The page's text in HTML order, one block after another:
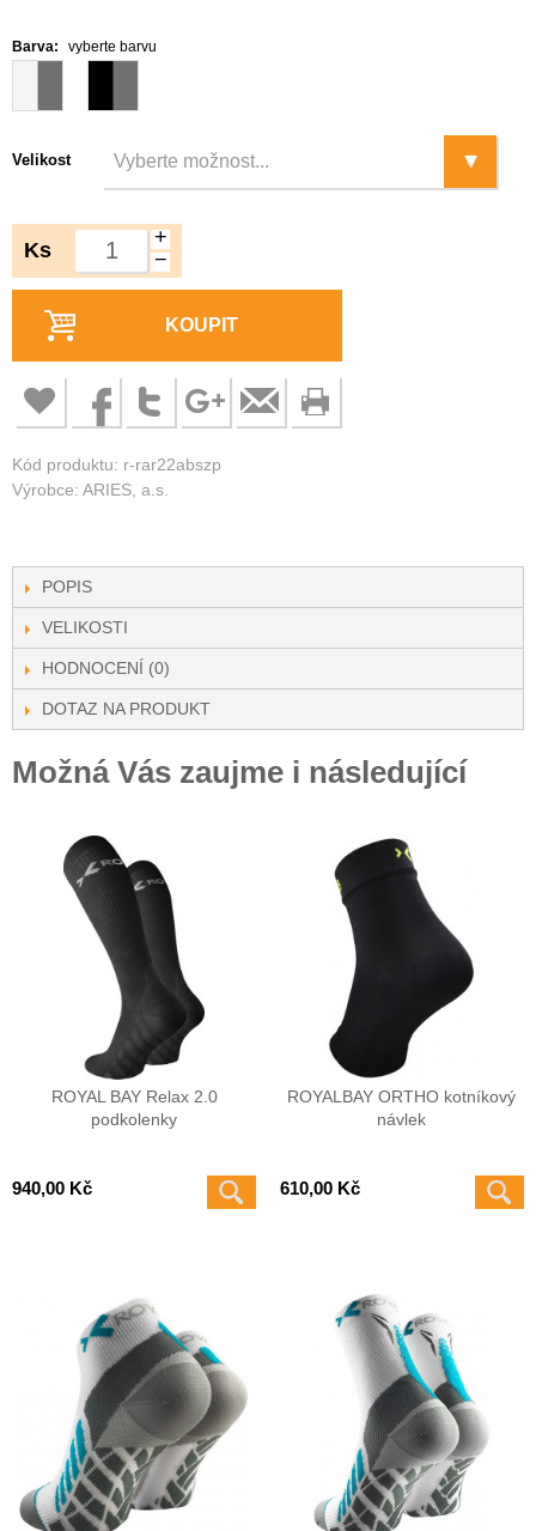
Barva: vyberte barvu
Velikost
Ks
+
−
KOUPIT
Kód produktu: r-rar22abszp
Výrobce: ARIES, a.s.
POPIS
VELIKOSTI
HODNOCENÍ (0)
DOTAZ NA PRODUKT
Možná Vás zaujme i následující
ROYAL BAY Relax 2.0
podkolenky
940,00 Kč
ROYALBAY ORTHO kotníkový
návlek
610,00 Kč